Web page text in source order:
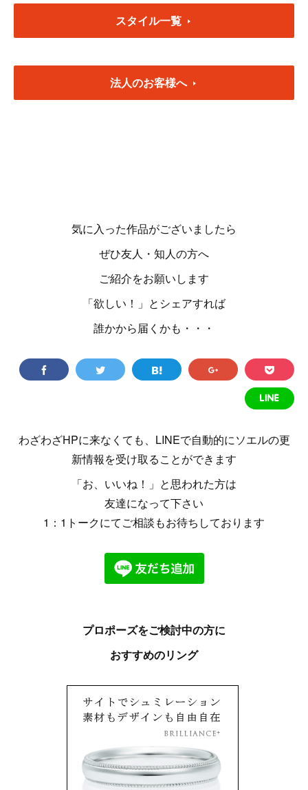
スタイル一覧
法人のお客様へ
気に入った作品がございましたら
ぜひ友人・知人の方へ
ご紹介をお願いします
「欲しい！」とシェアすれば
誰かから届くかも・・・
わざわざHPに来なくても、LINEで自動的にソエルの更
新情報を受け取ることができます
「お、いいね！」と思われた方は
友達になって下さい
1：1トークにてご相談もお待ちしております
プロポーズをご検討中の方に
おすすめのリング